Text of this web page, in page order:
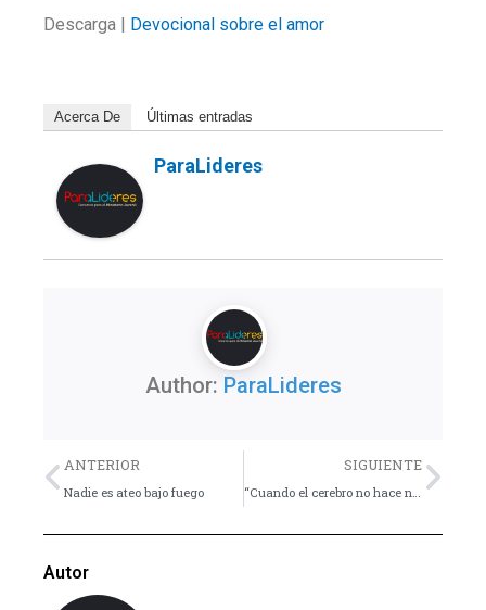
Descarga | Devocional sobre el amor
Acerca De Últimas entradas
ParaLideres
Author: ParaLideres
Previo
ANTERIOR
Nadie es ateo bajo fuego
SIGUIENTE
Autor